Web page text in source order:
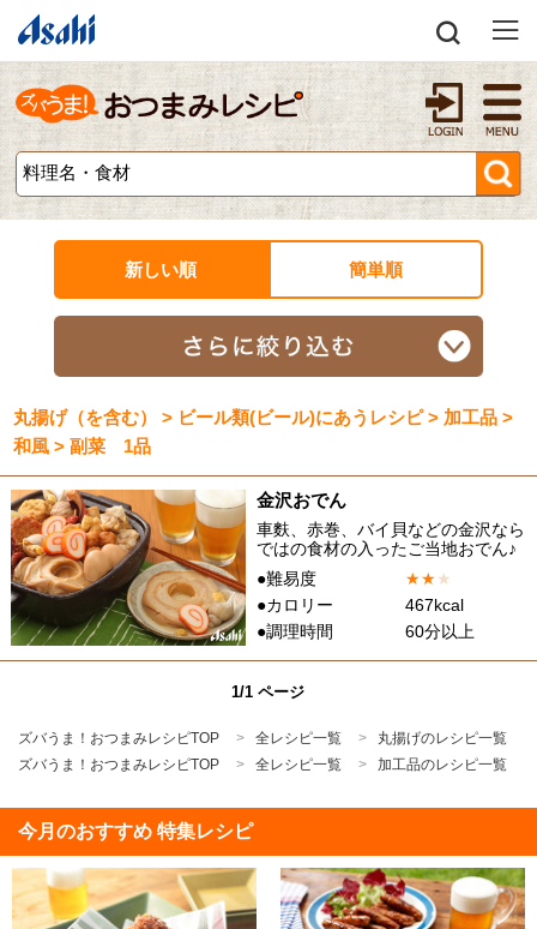
新しい順 簡単順
丸揚げ（を含む） > ビール類(ビール)にあうレシピ > 加工品 >
和風 > 副菜 1品
金沢おでん
車麩、赤巻、バイ貝などの金沢なら
ではの食材の入ったご当地おでん♪
●難易度
★★★
●カロリー
467kcal
●調理時間
60分以上
1/1 ページ
ズバうま！おつまみレシピTOP 全レシピ一覧
丸揚げのレシピ一覧
ズバうま！おつまみレシピTOP
全レシピ一覧 加工品のレシピ一覧
今月のおすすめ 特集レシピ